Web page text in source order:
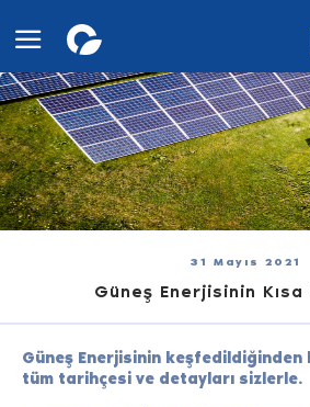
31 Mayıs 2021
Güneş Enerjisinin
Güneş Enerjisinin
tüm tarihçesi ve detayları sizlerle.